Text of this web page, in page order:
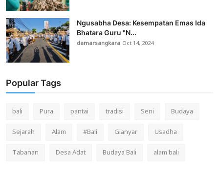
Ngusabha Desa: Kesempatan Emas Ida
Bhatara Guru "N...
damarsangkara Oct 14, 2024
Popular Tags
bali Pura pantai tradisi Seni
Budaya
Sejarah
Alam #Bali Gianyar
Usadha
Tabanan
Desa Adat Budaya Bali alam bali